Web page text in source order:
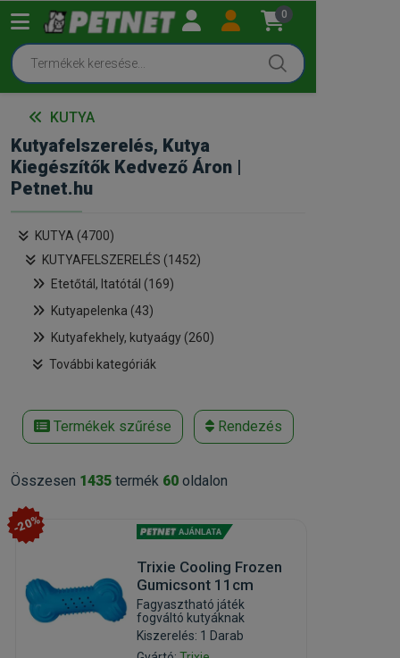
0
KUTYA
Kutyafelszerelés, Kutya
Kiegészítők Kedvező Áron |
Petnet.hu
KUTYA (4700)
KUTYAFELSZERELÉS (1452)
Etetőtál, Itatótál (169)
Kutyapelenka (43)
Kutyafekhely, kutyaágy (260)
További kategóriák
Termékek szűrése Rendezés
Összesen 1435 termék 60 oldalon
-20%
Trixie Cooling Frozen
Gumicsont 11cm
Fagyasztható játék
fogváltó kutyáknak
Kiszerelés: 1 Darab